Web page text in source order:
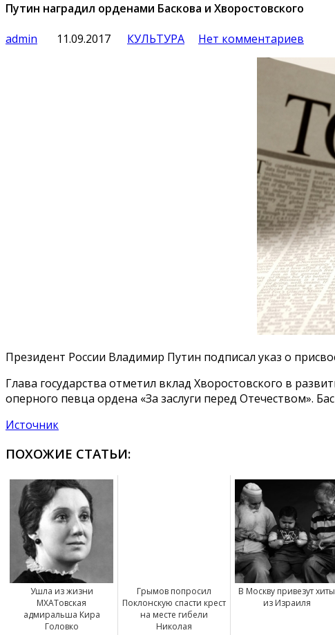
Путин наградил орденами Баскова и Хворостовского
admin
11.09.2017 КУЛЬТУРА Нет комментариев
Президент России Владимир Путин подписал указ о
Глава государства отметил вклад Хворостовского в
оперного певца ордена «За заслуги перед Отечеством».
Источник
ПОХОЖИЕ СТАТЬИ:
Ушла из жизни
МХАТовская
адмиральша Кира
Головко
Грымов попросил
Поклонскую спасти крест
на месте гибели
Николая
В Москву привезут хиты
из Израиля